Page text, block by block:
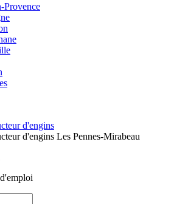
Provence
d'engins
d'engins Les Pennes-Mirabeau